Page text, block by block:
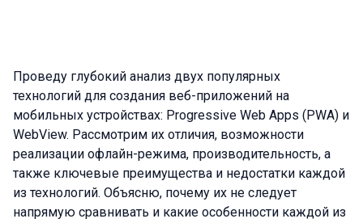
Проведу глубокий анализ двух популярных
технологий для создания веб-приложений на
мобильных устройствах: Progressive Web Apps (PWA) и
WebView. Рассмотрим их отличия, возможности
реализации офлайн-режима, производительность, а
также ключевые преимущества и недостатки каждой
из технологий. Объясню, почему их не следует
напрямую сравнивать и какие особенности каждой из